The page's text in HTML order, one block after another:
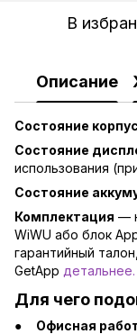
В
Описание
Состояние
Состояние
использования
Состояние
Комплектация —
WiWU або блок
гарантийный
GetApp детальнее.
Для чего
Офисная